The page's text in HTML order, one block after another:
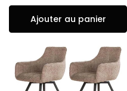
Ajouter au panier